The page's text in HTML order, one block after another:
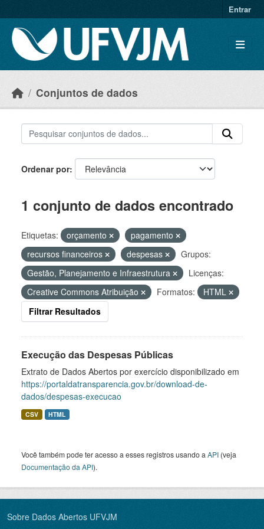
Entrar
Conjuntos de dados
Ordenar por
1 conjunto de dados encontrado
Etiquetas: orçamento
pagamento
recursos financeiros
despesas
Grupos:
Gestão, Planejamento e Infraestrutura
Licenças:
Creative Commons Atribuição
Formatos:
HTML
Filtrar Resultados
Execução das Despesas Públicas
Extrato de Dados Abertos por exercício disponibilizado em
https://portaldatransparencia.gov.br/download-de-
dados/despesas-execucao
CSV HTML
Você também pode ter acesso a esses registros usando a API (veja
Documentação da API).
Sobre Dados Abertos UFVJM